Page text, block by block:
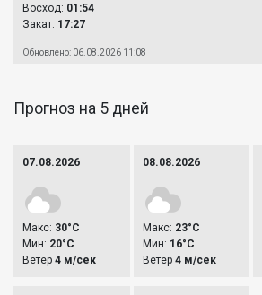
Восход: 01:54
Закат: 17:27
Обновлено: 06.08.2026 11:08
Прогноз на 5 дней
07.08.2026
Макс: 30°C
Мин: 20°C
Ветер 4 м/сек
08.08.2026
Макс: 23°C
Мин: 16°C
Ветер 4 м/сек